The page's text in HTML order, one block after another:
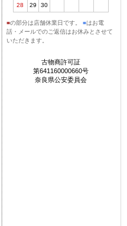
28 29 30
■の部分は店舗休業日です。 ■はお電
話・メールでのご返信はお休みとさせて
いただきます。
古物商許可証
第641160000660号
奈良県公安委員会